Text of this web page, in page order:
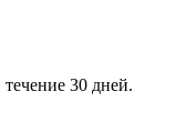
30 дней.